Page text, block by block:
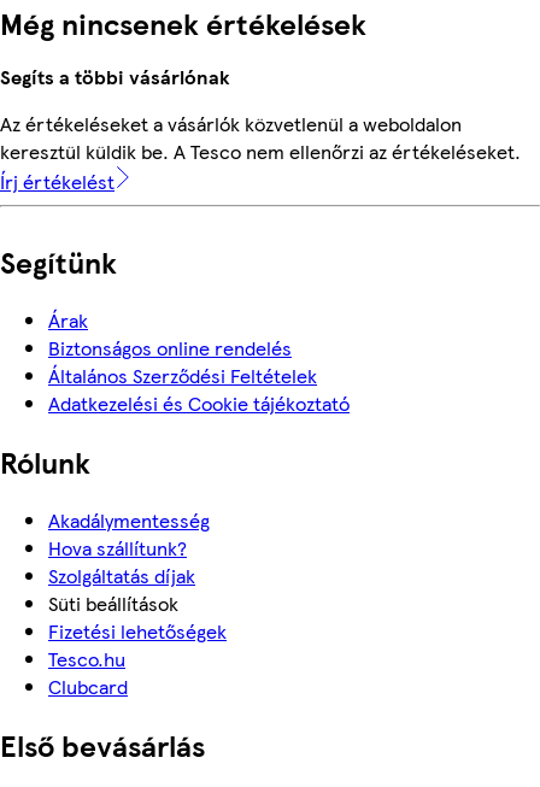
Még nincsenek értékelések
Segíts a többi vásárlónak
Az értékeléseket a vásárlók közvetlenül a weboldalon
keresztül küldik be. A Tesco nem ellenőrzi az értékeléseket.
Írj értékelést
Segítünk
Árak
Biztonságos online rendelés
Általános Szerződési Feltételek
Adatkezelési és Cookie tájékoztató
Rólunk
Akadálymentesség
Hova szállítunk?
Szolgáltatás díjak
Süti beállítások
Fizetési lehetőségek
Tesco.hu
Clubcard
Első bevásárlás